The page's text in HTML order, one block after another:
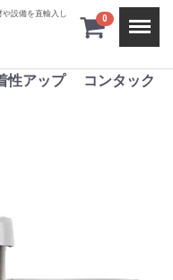
設備を直輸入し
0
性アップ コンタック